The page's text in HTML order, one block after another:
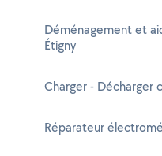
Déménagement et
Étigny
Charger - Décharger
Réparateur